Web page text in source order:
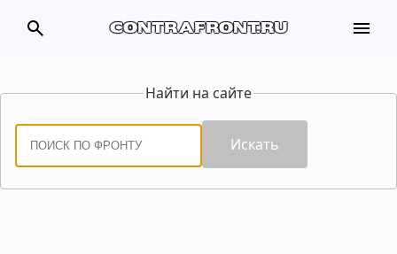
search contrafront.ru menu
Найти на сайте
Искать